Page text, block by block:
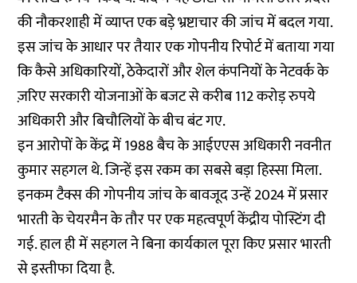
की नौकरशाही में व्याप्त एक बड़े भ्रष्टाचार की जांच में बदल गया.
इस जांच के आधार पर तैयार एक गोपनीय रिपोर्ट में बताया गया
कि कैसे अधिकारियों, ठेकेदारों और शेल कंपनियों के नेटवर्क के
ज़रिए सरकारी योजनाओं के बजट से करीब 112 करोड़ रुपये
अधिकारी और बिचौलियों के बीच बंट गए.
इन आरोपों के केंद्र में 1988 बैच के आईएएस अधिकारी नवनीत
कुमार सहगल थे. जिन्हें इस रकम का सबसे बड़ा हिस्सा मिला.
इनकम टैक्स की गोपनीय जांच के बावजूद उन्हें 2024 में प्रसार
भारती के चेयरमैन के तौर पर एक महत्वपूर्ण केंद्रीय पोस्टिंग दी
गई. हाल ही में सहगल ने बिना कार्यकाल पूरा किए प्रसार भारती
से इस्तीफा दिया है.